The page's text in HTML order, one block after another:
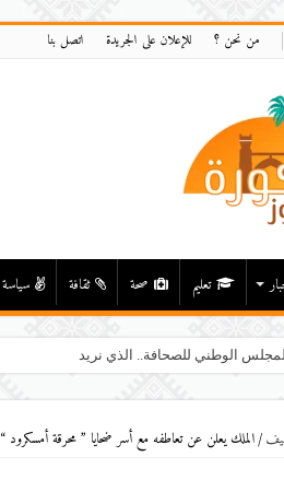
من نحن ؟ للإعلان على الجريدة اتصل بنا
تعليم صحة ثقافة سياسة
المجلس الوطني للصحافة.. الذي نريد
/الملك يعلن عن تعاطفه مع أسر ضحايا ” محرقة أمسكرود “